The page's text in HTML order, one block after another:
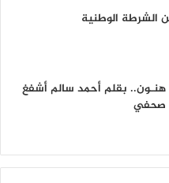
الشرطة الوطنية
هنـون.. بقلم أحمد سالم أشفغ
صحفي